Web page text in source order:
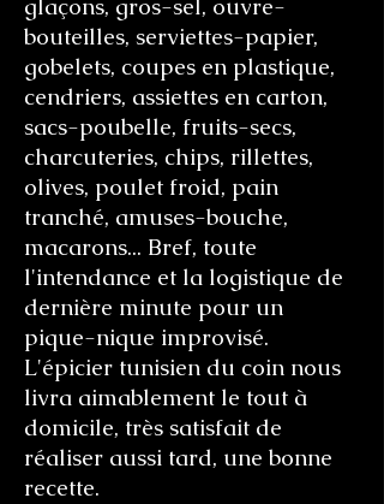
glaçons, gros-sel, ouvre-
bouteilles, serviettes-papier,
gobelets, coupes en plastique,
cendriers, assiettes en carton,
sacs-poubelle, fruits-secs,
charcuteries, chips, rillettes,
olives, poulet froid, pain
tranché, amuses-bouche,
macarons... Bref, toute
l'intendance et la logistique de
dernière minute pour un
pique-nique improvisé.
L'épicier tunisien du coin nous
livra aimablement le tout à
domicile, très satisfait de
réaliser aussi tard, une bonne
recette.